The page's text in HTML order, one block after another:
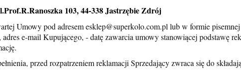
103, 44-338 Jastrzębie Zdrój
Umowy pod adresem esklep@superkolo.com.pl lub w formie
e-mail Kupującego, - datę zawarcia umowy stanowiącej podstawę
przed rozpatrzeniem reklamacji Sprzedający zwraca się do